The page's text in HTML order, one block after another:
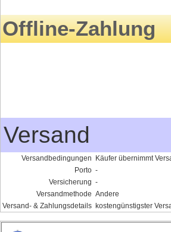
Offline-Zahlung
Versand
Versandbedingungen
Käufer übernimmt
Porto -
Versicherung -
Versandmethode Andere
Versand- & Zahlungsdetails kostengünstigster